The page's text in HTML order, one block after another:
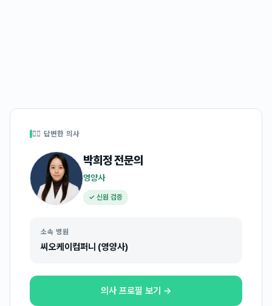
👩‍⚕️ 답변한 의사
박희정전문의
영양사
✓ 신원 검증
소속 병원
씨오케이컴퍼니 (영양사)
의사 프로필 보기 →